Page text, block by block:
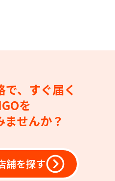
で、すぐ届く
を
ませんか？
舗を探す